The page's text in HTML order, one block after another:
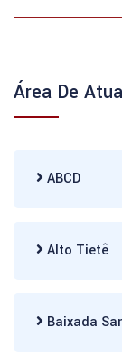
Área De
ABCD
Alto Tietê
Baixada